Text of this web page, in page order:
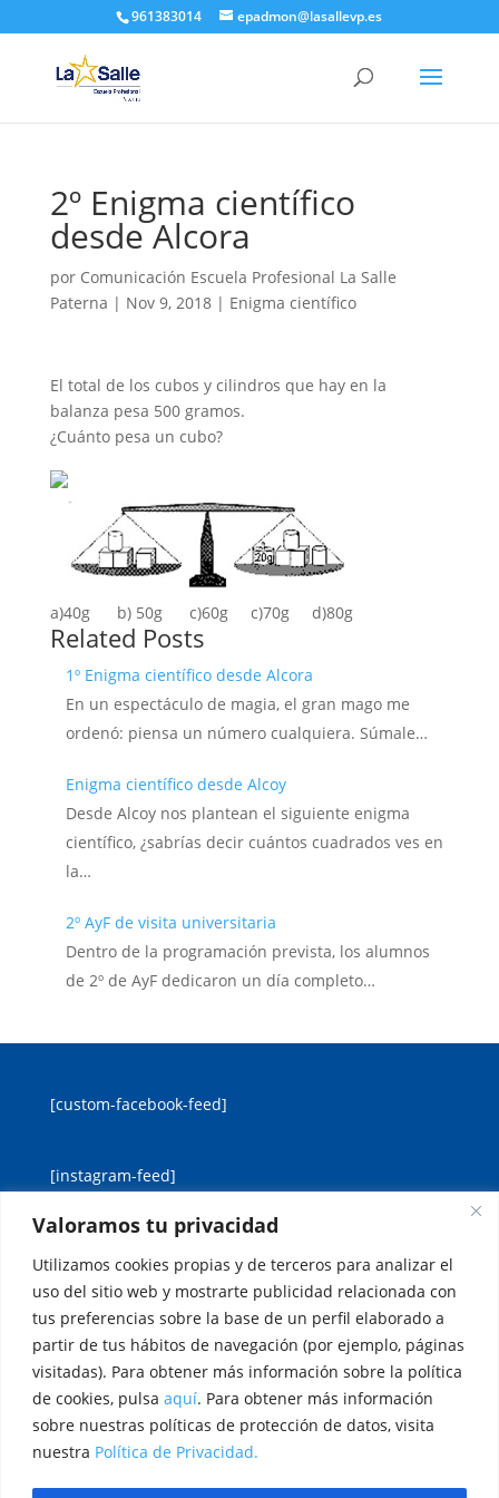
Valoramos tu privacidad
Utilizamos cookies propias y de terceros para analizar el
uso del sitio web y mostrarte publicidad relacionada con
tus preferencias sobre la base de un perfil elaborado a
partir de tus hábitos de navegación (por ejemplo, páginas
visitadas). Para obtener más información sobre la política
de cookies, pulsa aquí. Para obtener más información
sobre nuestras políticas de protección de datos, visita
nuestra Política de Privacidad.
961383014 epadmon@lasallevp.es
2º Enigma científico
desde Alcora
por Comunicación Escuela Profesional La Salle
Paterna | Nov 9, 2018| Enigma científico
El total de los cubos y cilindros que hay en la
balanza pesa 500 gramos.
¿Cuánto pesa un cubo?
a)40g b) 50g c)60g c)70g d)80g
Related Posts
1º Enigma científico desde Alcora
En un espectáculo de magia, el gran mago me
ordenó: piensa un número cualquiera. Súmale…
Enigma científico desde Alcoy
Desde Alcoy nos plantean el siguiente enigma
científico, ¿sabrías decir cuántos cuadrados ves en
la…
2º AyF de visita universitaria
Dentro de la programación prevista, los alumnos
de 2º de AyF dedicaron un día completo…
[custom-facebook-feed]
[instagram-feed]
Aviso legal
Política de cookies
Política de privacidad